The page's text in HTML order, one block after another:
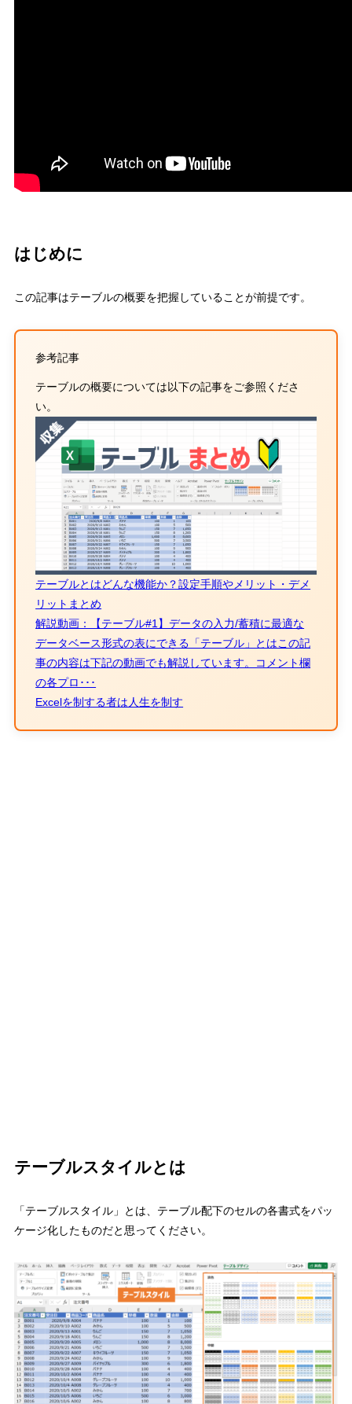
はじめに
この記事はテーブルの概要を把握していることが前提です。
参考記事
テーブルの概要については以下の記事をご参照くださ
い。
テーブルとはどんな機能か？設定手順やメリット・デメ
リットまとめ
解説動画：【テーブル#1】データの入力/蓄積に最適な
データベース形式の表にできる「テーブル」とはこの記
事の内容は下記の動画でも解説しています。コメント欄
の各プロ･･･
Excelを制する者は人生を制す
テーブルスタイルとは
「テーブルスタイル」とは、テーブル配下のセルの各書式をパッ
ケージ化したものだと思ってください。